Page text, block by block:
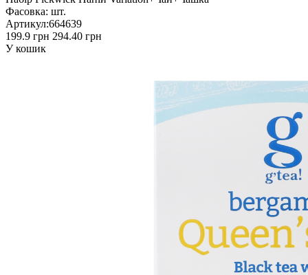
Фасовка: шт.
Артикул:664639
199.9 грн 294.40 грн
У кошик